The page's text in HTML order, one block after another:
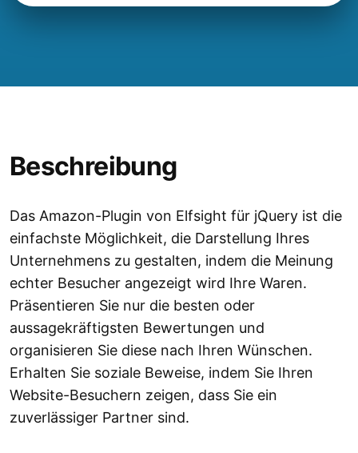
Beschreibung
Das Amazon-Plugin von Elfsight für jQuery ist die
einfachste Möglichkeit, die Darstellung Ihres
Unternehmens zu gestalten, indem die Meinung
echter Besucher angezeigt wird Ihre Waren.
Präsentieren Sie nur die besten oder
aussagekräftigsten Bewertungen und
organisieren Sie diese nach Ihren Wünschen.
Erhalten Sie soziale Beweise, indem Sie Ihren
Website-Besuchern zeigen, dass Sie ein
zuverlässiger Partner sind.